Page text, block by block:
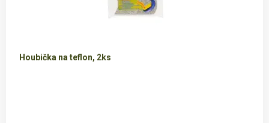
Houbička na teflon, 2ks